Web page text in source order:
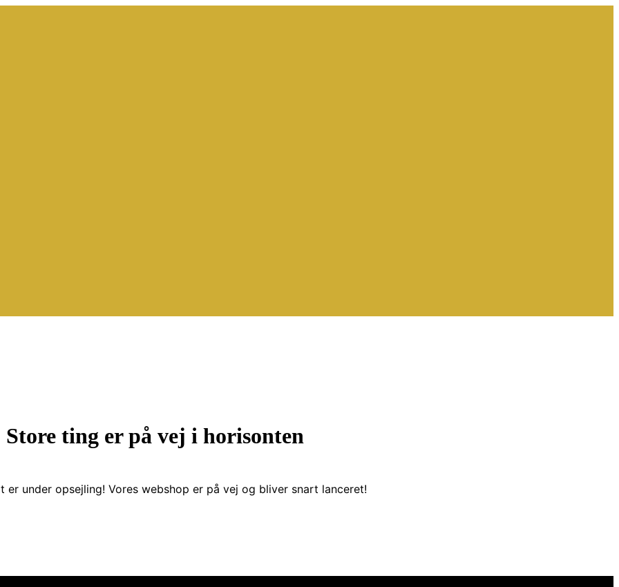
Store ting er på vej i horisonten
er under opsejling! Vores webshop er på vej og bliver snart lanceret!